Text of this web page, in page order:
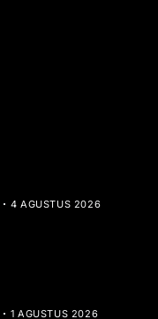
4 AGUSTUS 2026
1 AGUSTUS 2026